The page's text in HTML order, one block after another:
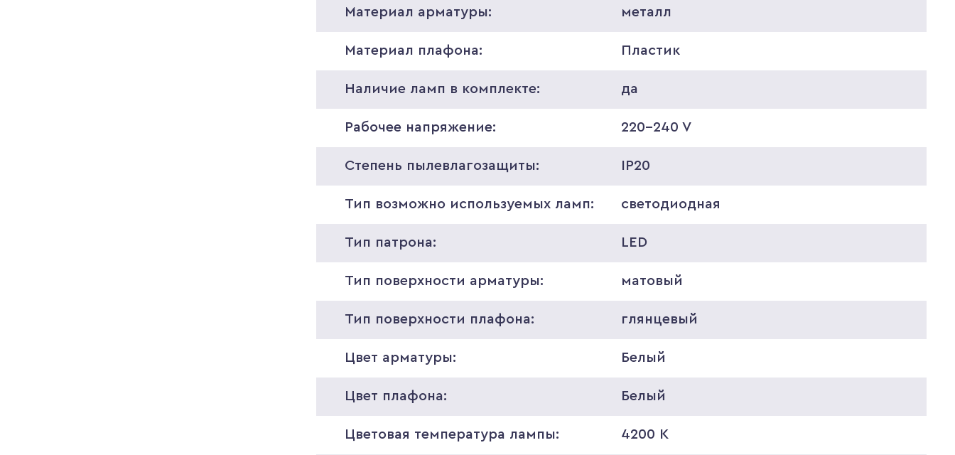
Материал арматуры: металл
Материал плафона: Пластик
Наличие ламп в комплекте: да
Рабочее напряжение: 220-240 V
Степень пылевлагозащиты: IP20
Тип возможно используемых ламп: светодиодная
Тип патрона: LED
Тип поверхности арматуры: матовый
Тип поверхности плафона: глянцевый
Цвет арматуры: Белый
Цвет плафона: Белый
Цветовая температура лампы: 4200 K